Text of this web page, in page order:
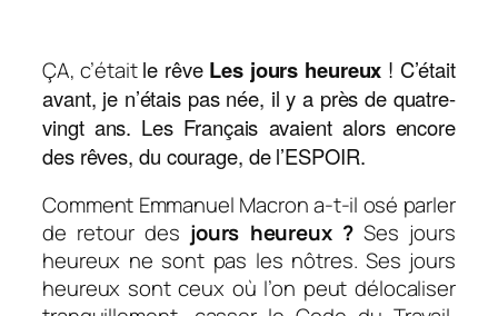
ÇA, c’étaitle rêve Les jours heureux ! C’était
avant, je n’étais pas née, il y a près de quatre-
vingt ans. Les Français avaient alors encore
des rêves, du courage, de l’ESPOIR.
Comment Emmanuel Macron a-t-il osé parler
de retour des jours heureux ?Ses jours
heureux ne sont pas les nôtres. Ses jours
heureux sont ceux où l’on peut délocaliser